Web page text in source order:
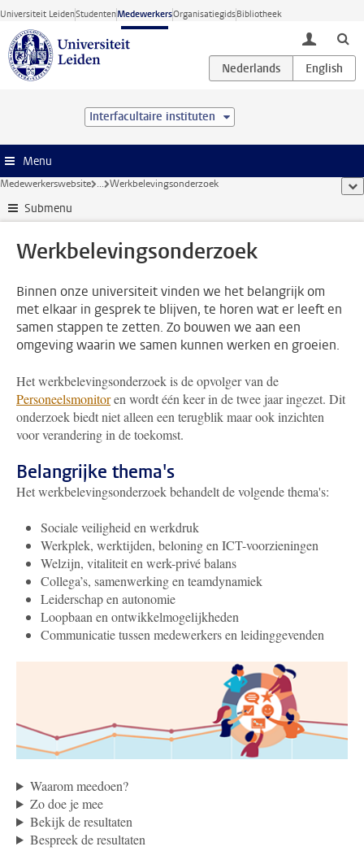
Ga direct naar de inhoud
Universiteit LeidenStudentenMedewerkersOrganisatiegidsBibliotheek
toggle
Interfacultaire instituten
Menu
Medewerkerswebsite ... Werkbelevingsonderzoek
Submenu
Werkbelevingsonderzoek
Binnen onze universiteit vinden we het belangrijk om
met elkaar in gesprek te blijven, te horen wat er leeft en
samen stappen te zetten. Zo bouwen we aan een
omgeving waarin we samen kunnen werken en groeien.
Het werkbelevingsonderzoek is de opvolger van de
Personeelsmonitoren wordt één keer in de twee jaar ingezet. Dit
onderzoek biedt niet alleen een terugblik maar ook inzichten
voor verandering in de toekomst.
Belangrijke thema's
Het werkbelevingsonderzoek behandelt de volgende thema's:
Sociale veiligheid en werkdruk
Werkplek, werktijden, beloning en ICT-voorzieningen
Welzijn, vitaliteit en werk-privé balans
Collega’s, samenwerking en teamdynamiek
Leiderschap en autonomie
Loopbaan en ontwikkelmogelijkheden
Communicatie tussen medewerkers en leidinggevenden
Waarom meedoen?
Zo doe je mee
Bekijk de resultaten
Bespreek de resultaten